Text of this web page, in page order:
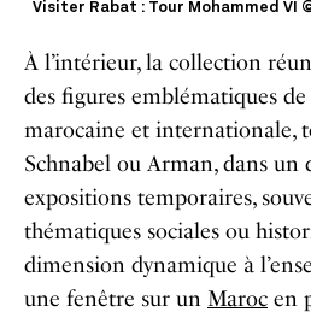
Visiter Rabat : Tour Mohammed VI
À l’intérieur, la collection
des figures emblématiques
marocaine et internationale,
Schnabel ou Arman, dans un
expositions temporaires,
thématiques sociales ou
dimension dynamique à
une fenêtre sur un Maroc en